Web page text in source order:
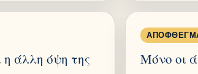
άλλη όψη της
Μόνο οι